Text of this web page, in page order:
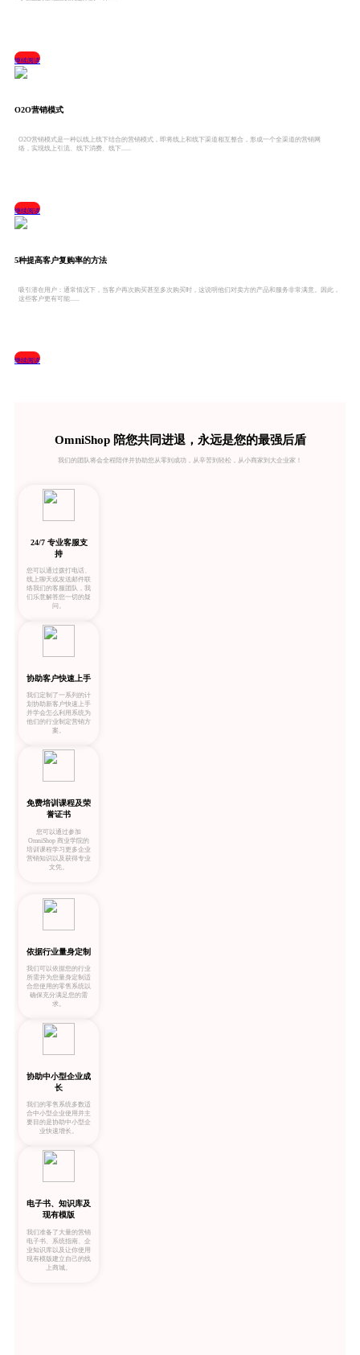
继续阅读
O2O营销模式
O2O营销模式是一种以线上线下结合的营销模式，即将线上和线下渠道相互整合，形成一个全渠道的营销网
络，实现线上引流、线下消费、线下......
继续阅读
5种提高客户复购率的方法
吸引潜在用户：通常情况下，当客户再次购买甚至多次购买时，这说明他们对卖方的产品和服务非常满意。因此，
这些客户更有可能......
继续阅读
OmniShop 陪您共同进退，永远是您的最强后盾
我们的团队将会全程陪伴并协助您从零到成功，从辛苦到轻松，从小商家到大企业家！
24/7 专业客服支
持
您可以通过拨打电话、
线上聊天或发送邮件联
络我们的客服团队，我
们乐意解答您一切的疑
问。
协助客户快速上手
我们定制了一系列的计
划协助新客户快速上手
并学会怎么利用系统为
他们的行业制定营销方
案。
免费培训课程及荣
誉证书
您可以通过参加
OmniShop 商业学院的
培训课程学习更多企业
营销知识以及获得专业
文凭。
依据行业量身定制
我们可以依据您的行业
所需并为您量身定制适
合您使用的零售系统以
确保充分满足您的需
求。
协助中小型企业成
长
我们的零售系统多数适
合中小型企业使用并主
要目的是协助中小型企
业快速增长。
电子书、知识库及
现有模版
我们准备了大量的营销
电子书、系统指南、企
业知识库以及让你使用
现有模版建立自己的线
上商城。